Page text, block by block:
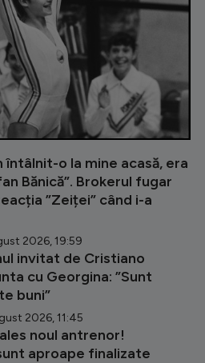
întâlnit-o la mine acasă, era
Bănică”. Brokerul fugar
”Zeiței” când i-a
2026, 19:59
invitat de Cristiano
cu Georgina: ”Sunt
buni”
2026, 11:45
noul antrenor!
aproape finalizate